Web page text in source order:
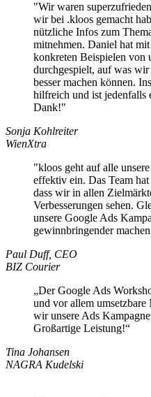
"Wir waren
wir bei .kloos gemacht
nützliche Infos zum
mitnehmen. Daniel hat
konkreten Beispielen von
durchgespielt, auf was
besser machen können.
hilfreich und ist jedenfalls
Dank!"
Sonja Kohlreiter
WienXtra
"kloos geht auf alle
effektiv ein. Das Team
dass wir in allen
Verbesserungen sehen.
unsere Google Ads
gewinnbringender
Paul Duff, CEO
BIZ Courier
„Der Google Ads
und vor allem
wir unsere Ads
Großartige Leistung!“
Tina Johansen
NAGRA Kudelski